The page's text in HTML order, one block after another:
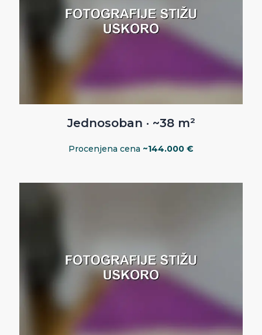
Jednosoban · ~38 m²
Procenjena cena ~144.000 €